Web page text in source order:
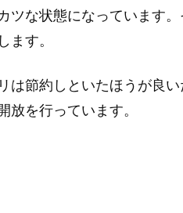
ツな状態になっています
ます。
は節約しといたほうが良
放を行っています。